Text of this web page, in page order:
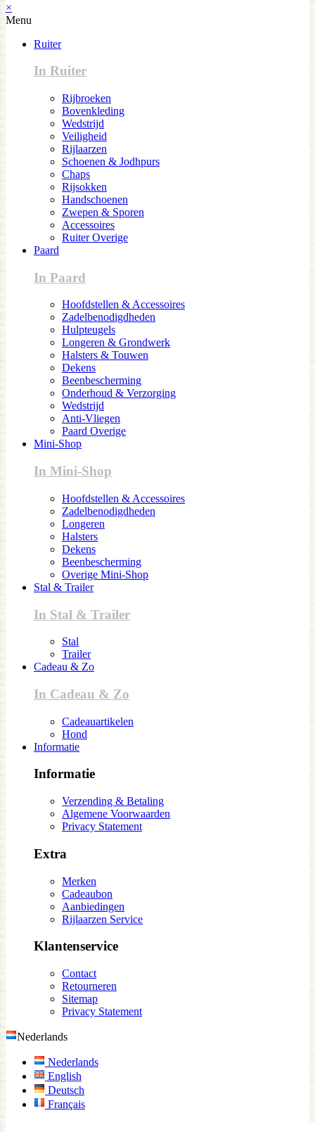
×
Menu
Ruiter
In Ruiter
Rijbroeken
Bovenkleding
Wedstrijd
Veiligheid
Rijlaarzen
Schoenen & Jodhpurs
Chaps
Rijsokken
Handschoenen
Zwepen & Sporen
Accessoires
Ruiter Overige
Paard
In Paard
Hoofdstellen & Accessoires
Zadelbenodigdheden
Hulpteugels
Longeren & Grondwerk
Halsters & Touwen
Dekens
Beenbescherming
Onderhoud & Verzorging
Wedstrijd
Anti-Vliegen
Paard Overige
Mini-Shop
In Mini-Shop
Hoofdstellen & Accessoires
Zadelbenodigdheden
Longeren
Halsters
Dekens
Beenbescherming
Overige Mini-Shop
Stal & Trailer
In Stal & Trailer
Stal
Trailer
Cadeau & Zo
In Cadeau & Zo
Cadeauartikelen
Hond
Informatie
Informatie
Verzending & Betaling
Algemene Voorwaarden
Privacy Statement
Extra
Merken
Cadeaubon
Aanbiedingen
Rijlaarzen Service
Klantenservice
Contact
Retourneren
Sitemap
Privacy Statement
Nederlands
Nederlands
English
Deutsch
Français